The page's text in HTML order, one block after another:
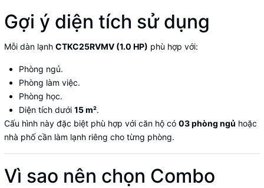
Gợi ý diện tích sử dụng
Mỗi dàn lạnh CTKC25RVMV (1.0 HP) phù hợp với:
Phòng ngủ.
Phòng làm việc.
Phòng học.
Diện tích dưới 15 m².
Cấu hình này đặc biệt phù hợp với căn hộ có 03 phòng ngủ hoặc
nhà phố cần làm lạnh riêng cho từng phòng.
Vì sao nên chọn Combo